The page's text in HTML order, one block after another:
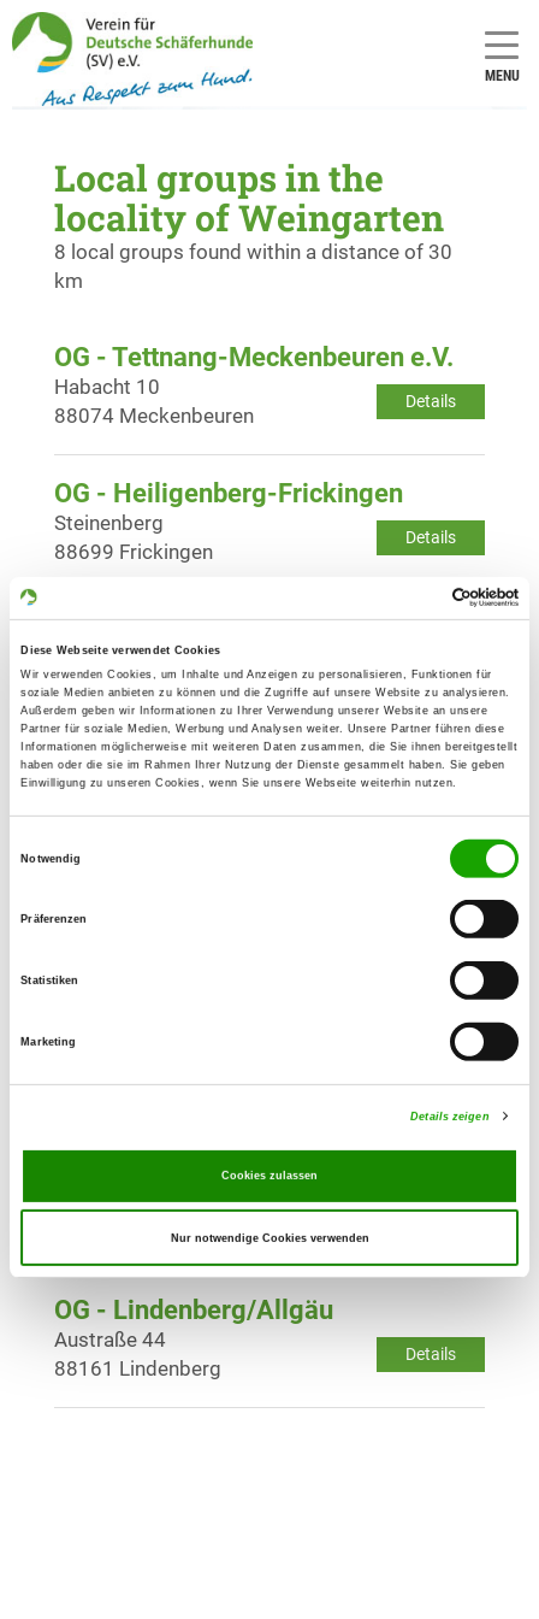
Diese Webseite verwendet Cookies
Wir verwenden Cookies, um Inhalte und Anzeigen zu personalisieren, Funktionen für
soziale Medien anbieten zu können und die Zugriffe auf unsere Website zu analysieren.
Außerdem geben wir Informationen zu Ihrer Verwendung unserer Website an unsere
Partner für soziale Medien, Werbung und Analysen weiter. Unsere Partner führen diese
Informationen möglicherweise mit weiteren Daten zusammen, die Sie ihnen bereitgestellt
haben oder die sie im Rahmen Ihrer Nutzung der Dienste gesammelt haben. Sie geben
Einwilligung zu unseren Cookies, wenn Sie unsere Webseite weiterhin nutzen.
Notwendig
Präferenzen
Statistiken
Marketing
Details zeigen
Cookies zulassen
Nur notwendige Cookies verwenden
MENU
Local groups in the
locality of Weingarten
8 local groups found within a distance of 30
km
OG - Tettnang-Meckenbeuren e.V.
Details
Habacht 10
88074 Meckenbeuren
OG - Heiligenberg-Frickingen
Details
Steinenberg
88699 Frickingen
OG - Illmensee
Details
Sturmbergstr.
88636 Illmensee
OG - Kisslegg/Allgäu
Wangenerstr. 70
88353 Kisslegg
Deisenfangstr. 70
OG - Bad Saulgau e.V.
Details
OG - Lindau/Bodensee
Details
Kemptenerstraße
88131 Lindau/B
OG - Lindenberg/Allgäu
Details
Austraße 44
88161 Lindenberg